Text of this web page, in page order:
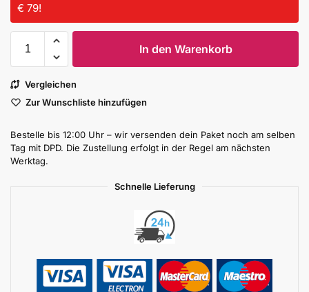
€ 79!
In den Warenkorb
Vergleichen
Zur Wunschliste hinzufügen
Bestelle bis 12:00 Uhr – wir versenden dein Paket noch am selben
Tag mit DPD. Die Zustellung erfolgt in der Regel am nächsten
Werktag.
Schnelle Lieferung